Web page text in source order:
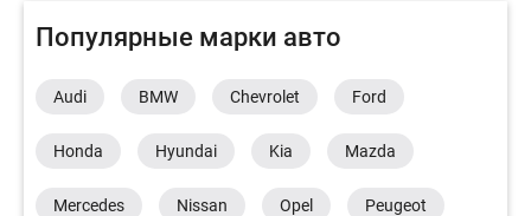
Популярные марки авто
Audi BMW Chevrolet Ford
Honda Hyundai Kia Mazda
Mercedes Nissan Opel Peugeot